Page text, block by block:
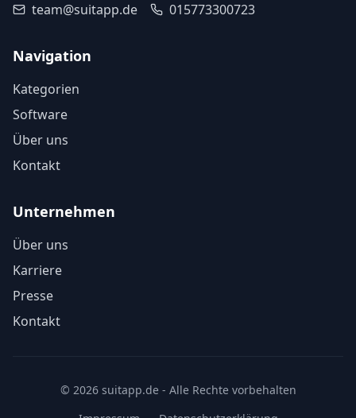
team@suitapp.de
015773300723
Navigation
Kategorien
Software
Über uns
Kontakt
Unternehmen
Über uns
Karriere
Presse
Kontakt
© 2026 suitapp.de - Alle Rechte vorbehalten